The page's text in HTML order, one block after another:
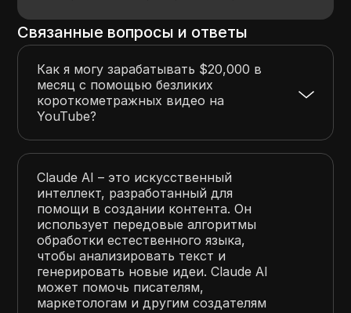
Связанные вопросы и ответы
Как я могу зарабатывать $20,000 в
месяц с помощью безликих
короткометражных видео на
YouTube?
Claude AI – это искусственный
интеллект, разработанный для
помощи в создании контента. Он
использует передовые алгоритмы
обработки естественного языка,
чтобы анализировать текст и
генерировать новые идеи. Claude AI
может помочь писателям,
маркетологам и другим создателям